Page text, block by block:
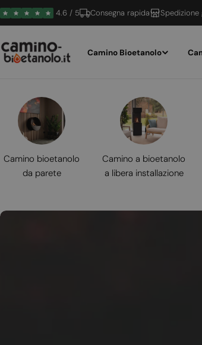
Vai
al
4.6 / 5 Consegna rapida
Camino Bioetanolo
Camino bioetanolo
da parete
Camino a bioetanolo
a libera installazione